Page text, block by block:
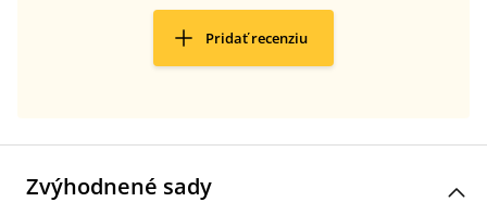
Pridať recenziu
Zvýhodnené sady